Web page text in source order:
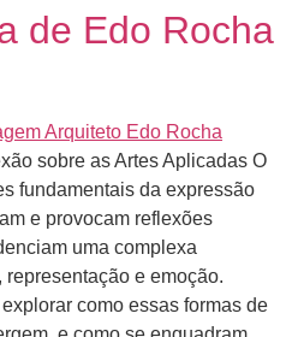
de Edo Rocha
sobre as Artes Aplicadas O
fundamentais da expressão
e provocam reflexões
uma complexa
e emoção.
como essas formas de